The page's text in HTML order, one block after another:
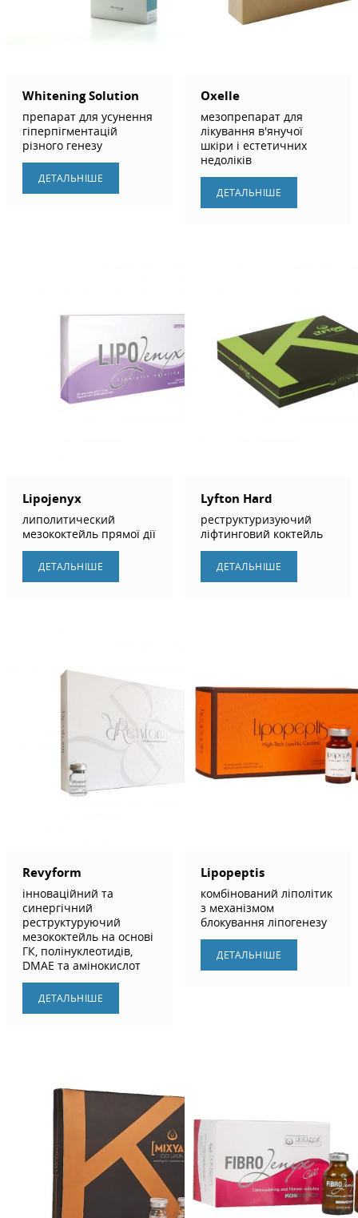
Whitening Solution
препарат для усунення
гіперпігментацій
різного генезу
ДЕТАЛЬНIШЕ
Oxelle
мезопрепарат для
лікування в'янучої
шкіри і естетичних
недоліків
ДЕТАЛЬНIШЕ
Lipojenyx
липолитический
мезококтейль прямої дії
ДЕТАЛЬНIШЕ
Lyfton Hard
реструктуризуючий
ліфтинговий коктейль
ДЕТАЛЬНIШЕ
Revyform
інноваційний та
синергічний
реструктуруючий
мезококтейль на основі
ГК, полінуклеотидів,
DMAE та амінокислот
ДЕТАЛЬНIШЕ
Lipopeptis
комбінований ліполітик
з механізмом
блокування ліпогенезу
ДЕТАЛЬНIШЕ